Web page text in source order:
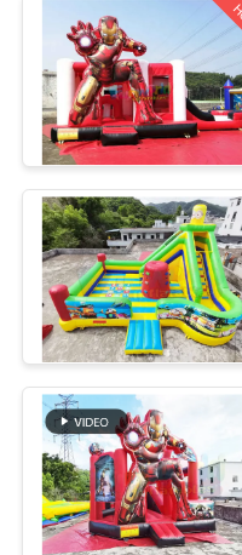
साइटमैप
PRIVACY
POLICYस्लाइड
आउटडोर
जल